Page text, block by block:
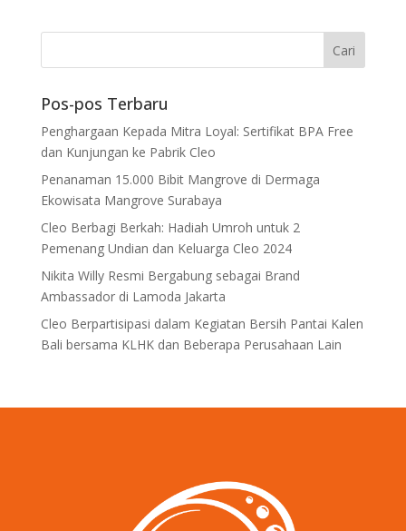
Pos-pos Terbaru
Penghargaan Kepada Mitra Loyal: Sertifikat BPA Free
dan Kunjungan ke Pabrik Cleo
Penanaman 15.000 Bibit Mangrove di Dermaga
Ekowisata Mangrove Surabaya
Cleo Berbagi Berkah: Hadiah Umroh untuk 2
Pemenang Undian dan Keluarga Cleo 2024
Nikita Willy Resmi Bergabung sebagai Brand
Ambassador di Lamoda Jakarta
Cleo Berpartisipasi dalam Kegiatan Bersih Pantai Kalen
Bali bersama KLHK dan Beberapa Perusahaan Lain